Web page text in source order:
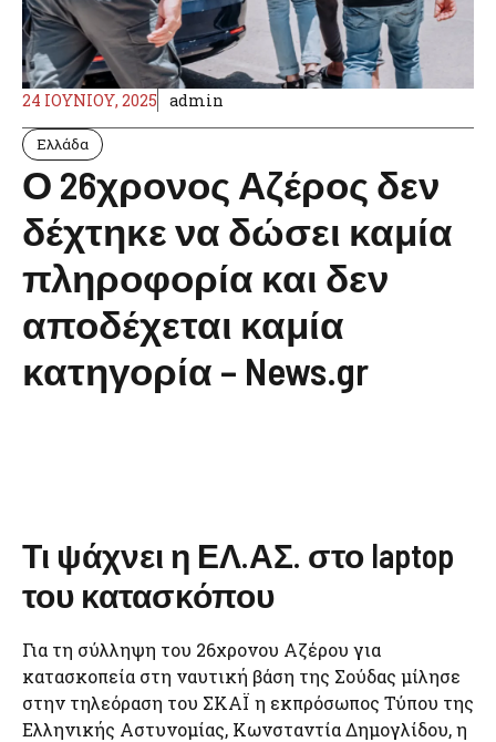
24 ΙΟΥΝΊΟΥ, 2025 admin
Ελλάδα
Ο 26χρονος Αζέρος δεν
δέχτηκε να δώσει καμία
πληροφορία και δεν
αποδέχεται καμία
κατηγορία – News.gr
Τι ψάχνει η ΕΛ.ΑΣ. στο laptop
του κατασκόπου
Για τη σύλληψη του 26χρονου Αζέρου για
κατασκοπεία στη ναυτική βάση της Σούδας μίλησε
στην τηλεόραση του ΣΚΑΪ η εκπρόσωπος Τύπου της
Ελληνικής Αστυνομίας, Κωνσταντία Δημογλίδου, η